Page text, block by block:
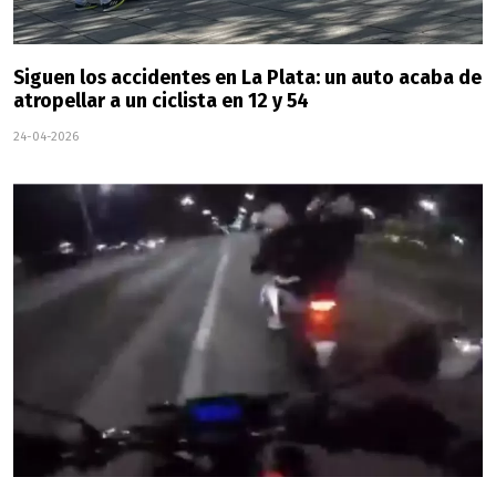
Siguen los accidentes en La Plata: un auto acaba de
atropellar a un ciclista en 12 y 54
24-04-2026